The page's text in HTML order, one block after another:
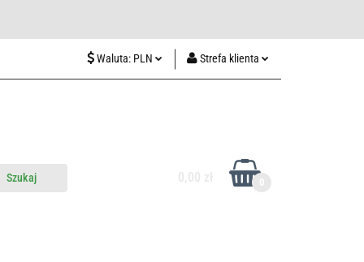
Waluta: PLN Strefa klienta